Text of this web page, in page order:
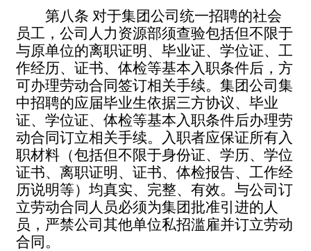
第八条 对于集团公司统一招聘的社会
员工，公司人力资源部须查验包括但不限于
与原单位的离职证明、毕业证、学位证、工
作经历、证书、体检等基本入职条件后，方
可办理劳动合同签订相关手续。集团公司集
中招聘的应届毕业生依据三方协议、毕业
证、学位证、体检等基本入职条件后办理劳
动合同订立相关手续。入职者应保证所有入
职材料（包括但不限于身份证、学历、学位
证书、离职证明、证书、体检报告、工作经
历说明等）均真实、完整、有效。 与公司订
立劳动合同人员必须为集团批准引进的人
员，严禁公司其他单位私招滥雇并订立劳动
合同。